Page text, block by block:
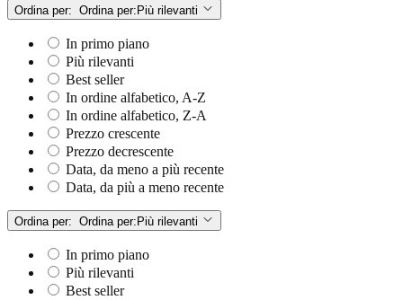
Ordina per: Ordina per: Più rilevanti
In primo piano
Più rilevanti
Best seller
In ordine alfabetico, A-Z
In ordine alfabetico, Z-A
Prezzo crescente
Prezzo decrescente
Data, da meno a più recente
Data, da più a meno recente
Ordina per: Ordina per: Più rilevanti
In primo piano
Più rilevanti
Best seller